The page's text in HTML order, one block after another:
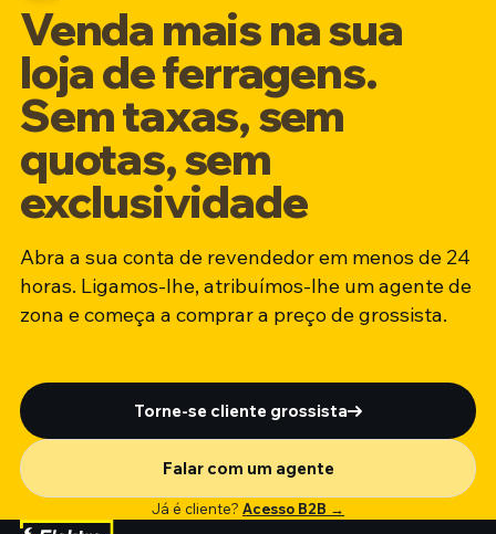
Venda mais na sua
loja de ferragens.
Sem taxas, sem
quotas, sem
exclusividade
Abra a sua conta de revendedor em menos de 24
horas. Ligamos-lhe, atribuímos-lhe um agente de
zona e começa a comprar a preço de grossista.
Torne-se cliente grossista
Falar com um agente
Já é cliente? Acesso B2B →